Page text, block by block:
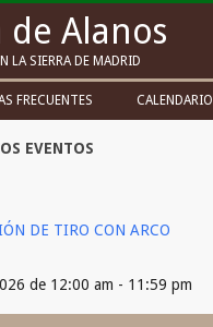
LA SIERRA DE MADRID
FRECUENTES CALENDARIO
EVENTOS
DE TIRO CON ARCO
de 12:00 am - 11:59 pm